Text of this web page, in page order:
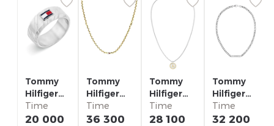
Tommy
Hilfiger
Кольцо/
2790621G
Time
20 000
Tommy
Hilfiger
Ожерелье/
2790673
Time
36 300
Tommy
Hilfiger
Ожерелье/
2790690
Time
28 100
Tommy
Hilfiger
Ожерелье/
2790577
Time
32 200